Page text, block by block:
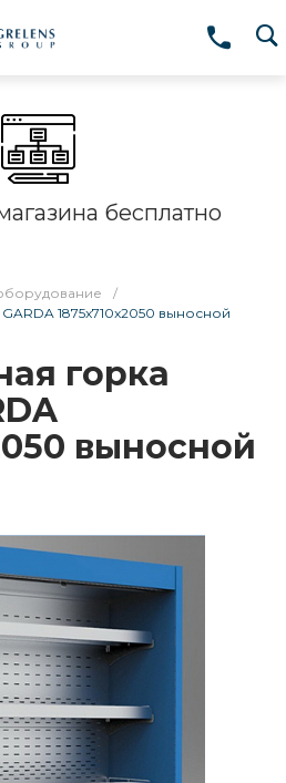
бесплатно
/
1875x710x2050 выносной
горка
выносной